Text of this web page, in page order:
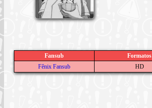
Fansub Formatos
Fênix Fansub
HD